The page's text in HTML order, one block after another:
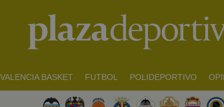
VALENCIA BASKET FUTBOL POLIDEPORTIVO